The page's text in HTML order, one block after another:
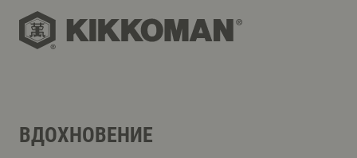
ВДОХНОВЕНИЕ